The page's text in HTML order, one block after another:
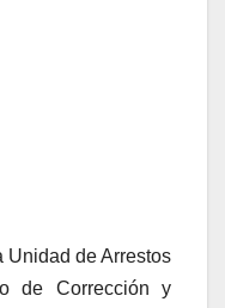
Unidad de Arrestos
de Corrección y